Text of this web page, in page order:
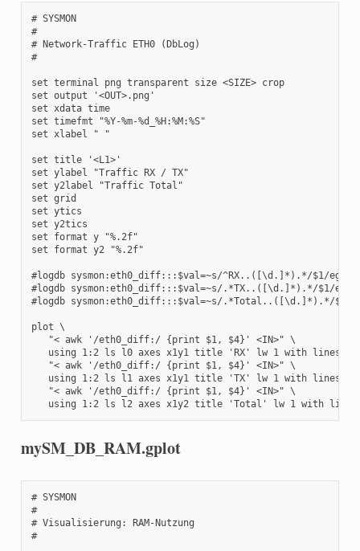
# SYSMON
#
# Network-Traffic ETH0 (DbLog)
#
set terminal png transparent size <SIZE> crop
set output '<OUT>.png'
set xdata time
set timefmt "%Y-%m-%d_%H:%M:%S"
set xlabel " "
set title '<L1>'
set ylabel "Traffic RX / TX"
set y2label "Traffic Total"
set grid
set ytics
set y2tics
set format y "%.2f"
set format y2 "%.2f"
#logdb sysmon:eth0_diff:::$val=~s/^RX..([\d.]*).*/$1/eg
#logdb sysmon:eth0_diff:::$val=~s/.*TX..([\d.]*).*/$1/eg
#logdb sysmon:eth0_diff:::$val=~s/.*Total..([\d.]*).*/$1/
plot \
   "< awk '/eth0_diff:/ {print $1, $4}' <IN>" \
   using 1:2 ls l0 axes x1y1 title 'RX' lw 1 with lines \
   "< awk '/eth0_diff:/ {print $1, $4}' <IN>" \
   using 1:2 ls l1 axes x1y1 title 'TX' lw 1 with lines \
   "< awk '/eth0_diff:/ {print $1, $4}' <IN>" \
using 1:2 ls l2 axes x1y2 title 'Total' lw 1 with lines
mySM_DB_RAM.gplot
# SYSMON
#
# Visualisierung: RAM-Nutzung
#